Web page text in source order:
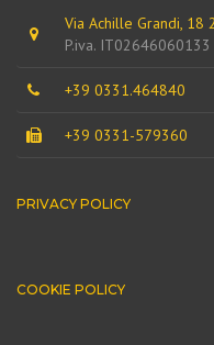
Via Achille Grandi, 18
P.iva. IT02646060133
+39 0331.464840
+39 0331-579360
PRIVACY POLICY
COOKIE POLICY